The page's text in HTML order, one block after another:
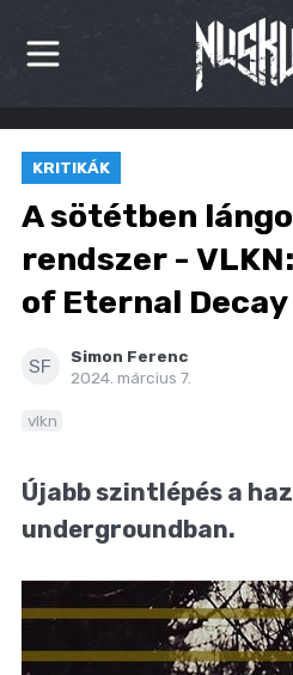
HÍREK
KRITIKÁK
BESZÁMOLÓK
INTERJÚK
PREMIEREK
BLOG
KRITIKÁK
A sötétben
rendszer -
of Eternal Decay
SF
Simon Ferenc
2024. március 7.
vlkn
Újabb szintlépés a
undergroundban.